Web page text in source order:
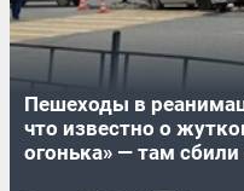
Пешеходы в
что известно о
огонька» — там